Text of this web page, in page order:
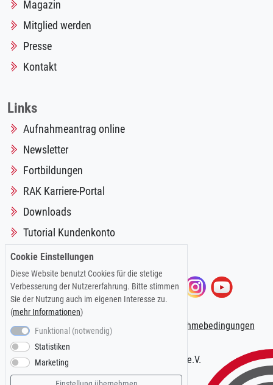
Magazin
Mitglied werden
Presse
Kontakt
Links
Aufnahmeantrag online
Newsletter
Fortbildungen
RAK Karriere-Portal
Downloads
Tutorial Kundenkonto
Folgen Sie uns auf:
Impressum |Datenschutzerklärung Teilnahmebedingungen
© 2026 Kölner AnwaltVerein e.V.
Cookie Einstellungen
Diese Website benutzt Cookies für die stetige
Verbesserung der Nutzererfahrung. Bitte stimmen
Sie der Nutzung auch im eigenen Interesse zu.
(mehr Informationen)
Funktional (notwendig)
Statistiken
Marketing